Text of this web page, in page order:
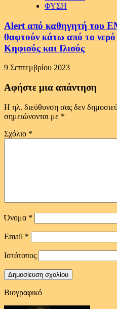
ΦΥΣΗ
Alert από καθηγητή του
θαφτούν κάτω από το νερό
Κηφισός και Ιλισός
9 Σεπτεμβρίου 2023
Αφήστε μια απάντηση
Η ηλ. διεύθυνση σας δεν
σημειώνονται με *
Σχόλιο *
Όνομα *
Email *
Ιστότοπος
Βιογραφικό